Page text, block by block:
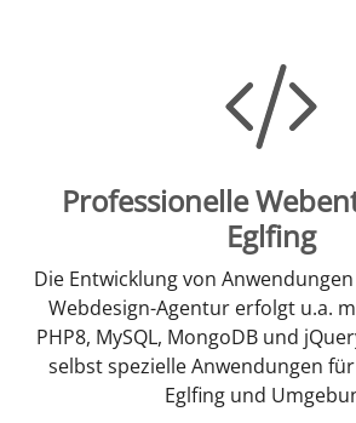
Professionelle
Eglfing
Die Entwicklung von
Webdesign-Agentur erfolgt u.a.
PHP8, MySQL, MongoDB und
selbst spezielle Anwendungen
Eglfing und